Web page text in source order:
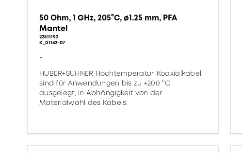
50 Ohm, 1 GHz, 205°C, ø1.25 mm, PFA
Mantel
22511192
K_01152-07
-
HUBER+SUHNER Hochtemperatur-Koaxialkabel
sind für Anwendungen bis zu +200 °C
ausgelegt, in Abhängigkeit von der
Materialwahl des Kabels.